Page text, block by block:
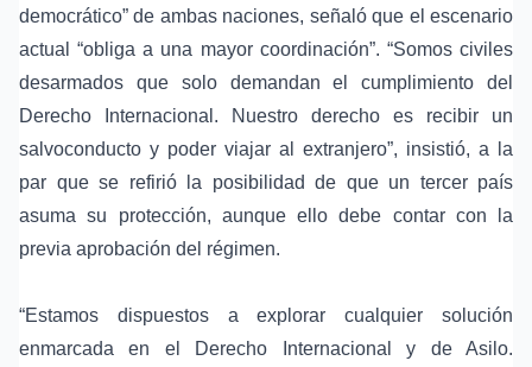
democrático” de ambas naciones, señaló que el escenario
actual “obliga a una mayor coordinación”. “Somos civiles
desarmados que solo demandan el cumplimiento del
Derecho Internacional. Nuestro derecho es recibir un
salvoconducto y poder viajar al extranjero”, insistió, a la
par que se refirió la posibilidad de que un tercer país
asuma su protección, aunque ello debe contar con la
previa aprobación del régimen.
“Estamos dispuestos a explorar cualquier solución
enmarcada en el Derecho Internacional y de Asilo.